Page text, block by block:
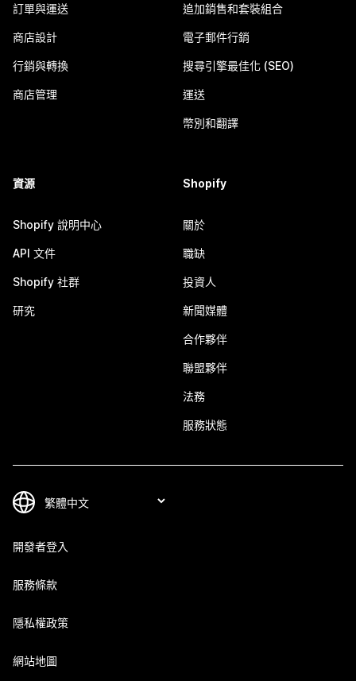
訂單與運送
商店設計
行銷與轉換
商店管理
追加銷售和套裝組合
電子郵件行銷
搜尋引擎最佳化 (SEO)
運送
幣別和翻譯
資源
Shopify 說明中心
API 文件
Shopify 社群
研究
Shopify
關於
職缺
投資人
新聞媒體
合作夥伴
聯盟夥伴
法務
服務狀態
開發者登入
服務條款
隱私權政策
網站地圖